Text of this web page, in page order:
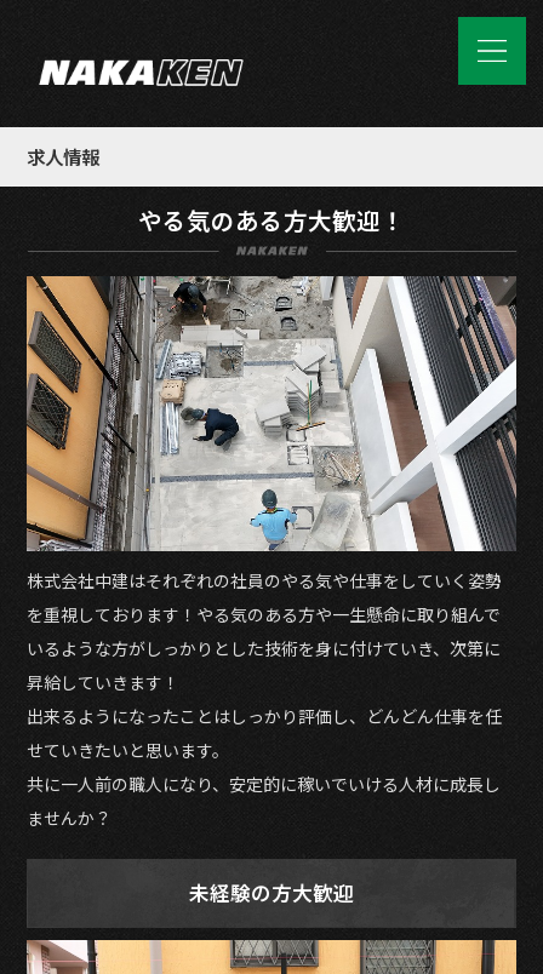
求人情報
やる気のある方大歓迎！
株式会社中建はそれぞれの社員のやる気や仕事をしていく姿勢
を重視しております！やる気のある方や一生懸命に取り組んで
いるような方がしっかりとした技術を身に付けていき、次第に
昇給していきます！
出来るようになったことはしっかり評価し、どんどん仕事を任
せていきたいと思います。
共に一人前の職人になり、安定的に稼いでいける人材に成長し
ませんか？
未経験の方大歓迎